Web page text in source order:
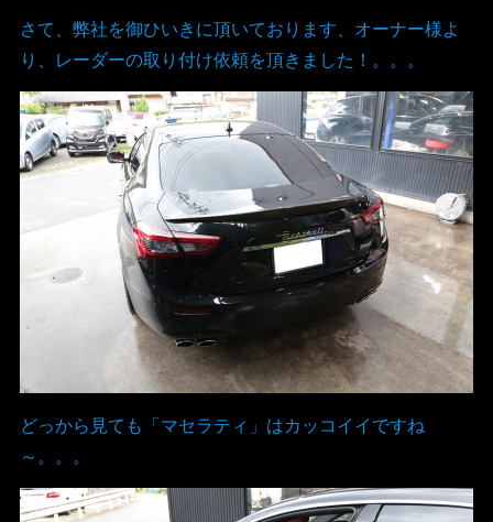
さて、弊社を御ひいきに頂いております、オーナー様よ
り、レーダーの取り付け依頼を頂きました！。。。
どっから見ても「マセラティ」はカッコイイですね
～。。。